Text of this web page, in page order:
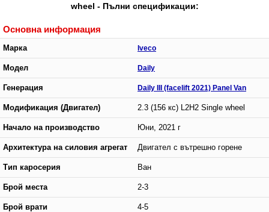
wheel - Пълни спецификации:
Основна информация
Марка Iveco
Модел Daily
Генерация Daily III (facelift 2021) Panel Van
Модификация (Двигател) 2.3 (156 кс) L2H2 Single wheel
Начало на производство Юни, 2021 г
Архитектура на силовия агрегат Двигател с вътрешно горене
Тип каросерия Ван
Брой места 2-3
Брой врати 4-5